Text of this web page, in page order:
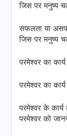
जिस पर मनुष्य
सफलता या
जिस पर मनुष्य
परमेश्वर का
परमेश्वर का
परमेश्वर के
परमेश्वर को